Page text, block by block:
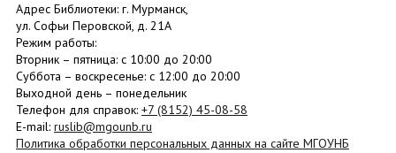
Адрес Библиотеки: г. Мурманск,
ул. Софьи Перовской, д. 21А
Режим работы:
Вторник – пятница: с 10:00 до 20:00
Суббота – воскресенье: c 12:00 до 20:00
Выходной день – понедельник
Телефон для справок: +7 (8152) 45-08-58
E-mail: ruslib@mgounb.ru
Политика обработки персональных данных на сайте МГОУНБ